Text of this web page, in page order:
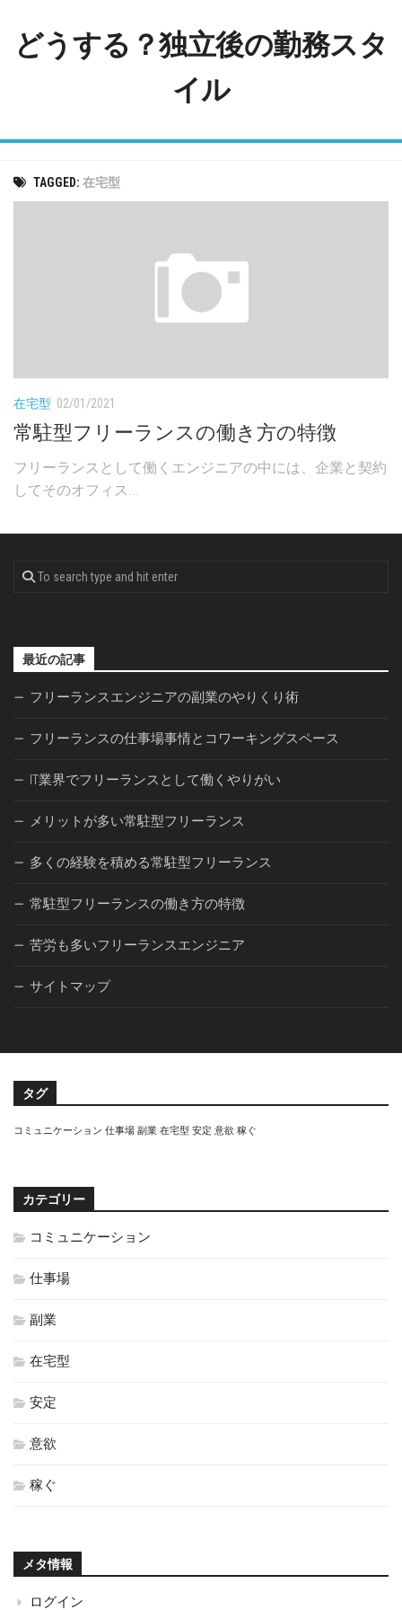
contentどうする？独立後の勤務スタ
イル
TAGGED: 在宅型
在宅型 02/01/2021
常駐型フリーランスの働き方の特徴
フリーランスとして働くエンジニアの中には、企業と契約
してそのオフィス...
最近の記事
フリーランスエンジニアの副業のやりくり術
フリーランスの仕事場事情とコワーキングスペース
IT業界でフリーランスとして働くやりがい
メリットが多い常駐型フリーランス
多くの経験を積める常駐型フリーランス
常駐型フリーランスの働き方の特徴
苦労も多いフリーランスエンジニア
サイトマップ
タグ
コミュニケーション 仕事場 副業 在宅型 安定 意欲 稼ぐ
カテゴリー
コミュニケーション
仕事場
副業
在宅型
安定
意欲
稼ぐ
メタ情報
ログイン